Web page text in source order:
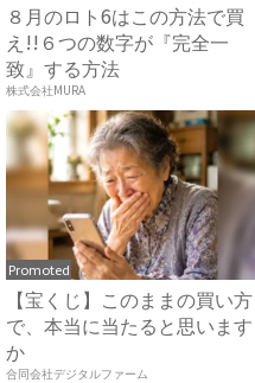
８月のロト6はこの方法で買
え!!６つの数字が『完全一
致』する方法
株式会社MURA
Promoted
【宝くじ】このままの買い方
で、本当に当たると思います
か
合同会社デジタルファーム